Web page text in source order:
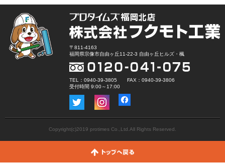
〒811-4163
福岡県宗像市自由ヶ丘11-22-3 自由ヶ丘ヒルズ・楓
TEL：0940-39-3805 FAX：0940-39-3806
受付時間 9:00～17:00
Copyright(c)2019 protimes Co.,Ltd.All Rights Reserved.